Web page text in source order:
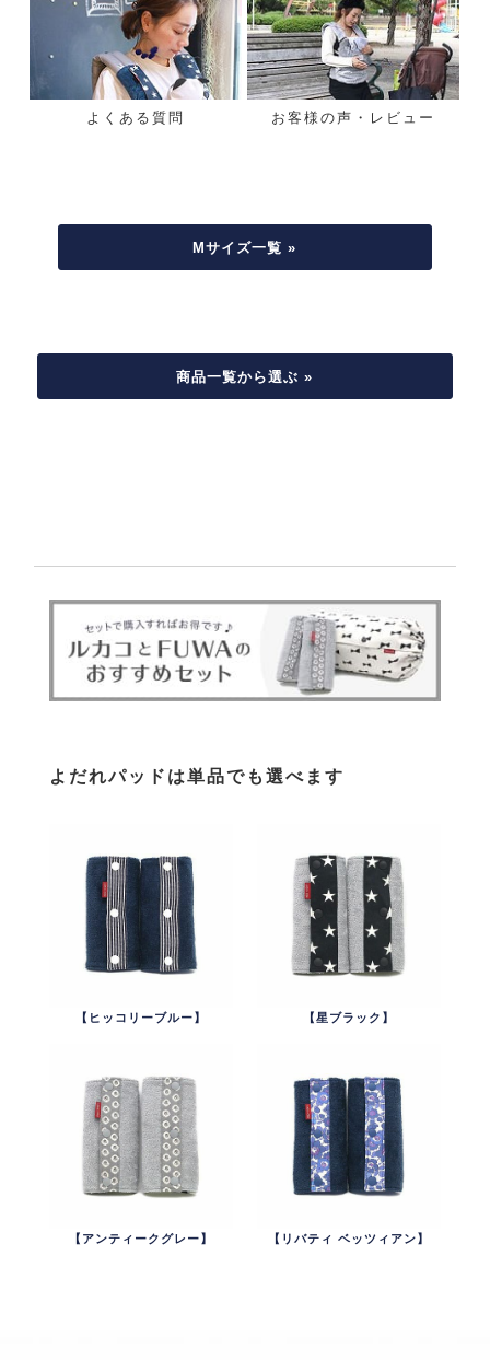
よくある質問 お客様の声・レビュー
Mサイズ一覧 »
商品一覧から選ぶ »
よだれパッドは単品でも選べます
【ヒッコリーブルー】 【星ブラック】
【アンティークグレー】 【リバティ ベッツィアン】